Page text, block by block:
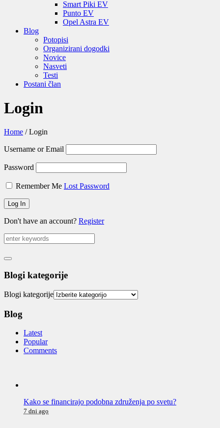
Smart Piki EV
Punto EV
Opel Astra EV
Blog
Potopisi
Organizirani dogodki
Novice
Nasveti
Testi
Postani član
Login
Home /Login
Username or Email
Password
Remember Me Lost Password
Don't have an account? Register
Blogi kategorije
Blogi kategorije
Blog
Latest
Popular
Comments
Kako se financirajo podobna združenja po svetu?
7 dni ago